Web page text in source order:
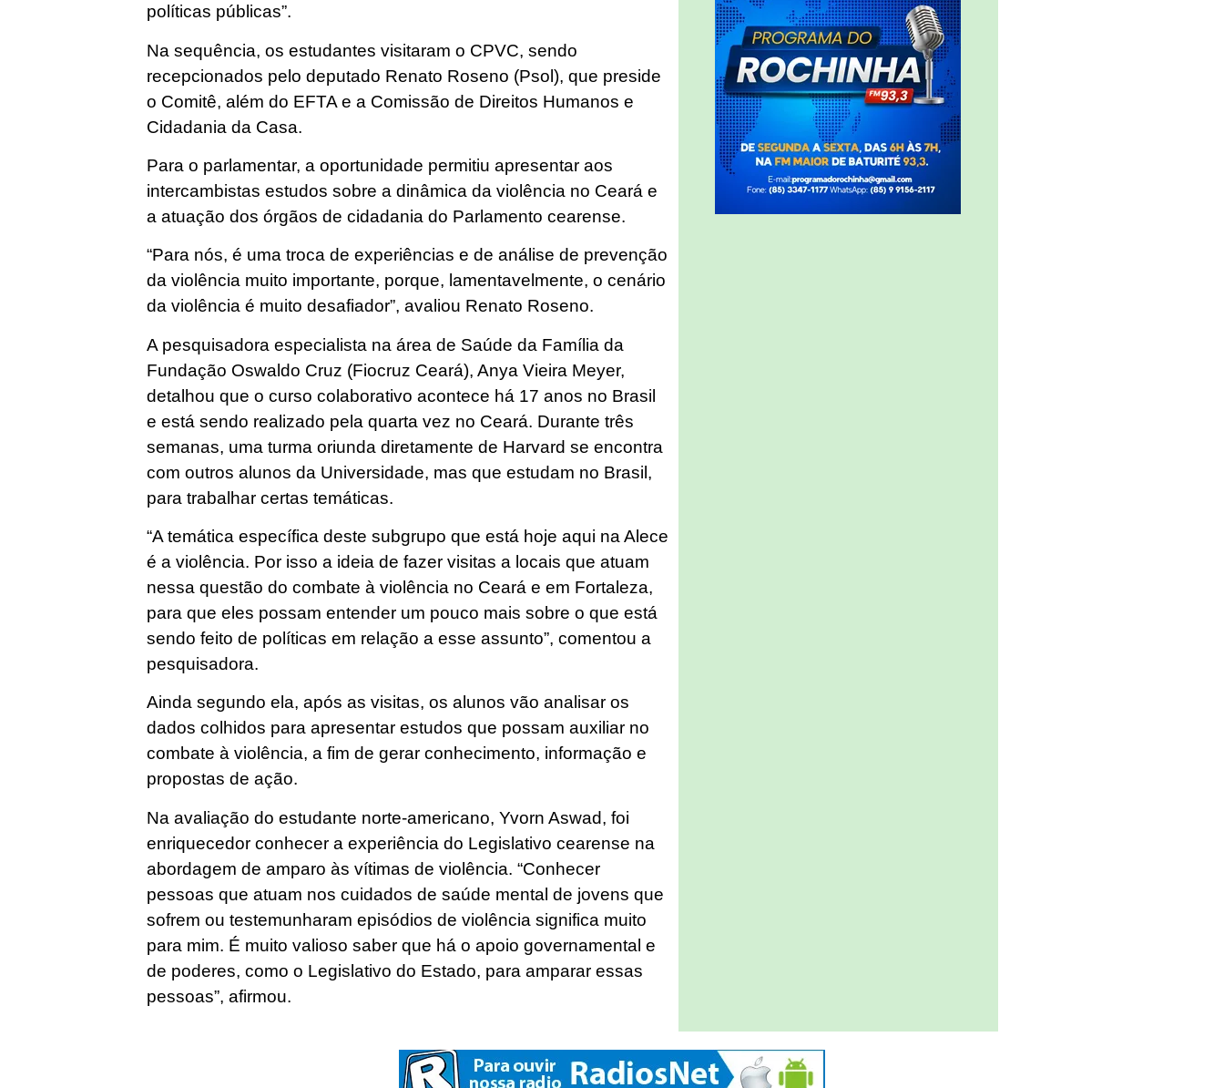
políticas públicas”.
Na sequência, os estudantes visitaram o CPVC, sendo
recepcionados pelo deputado Renato Roseno (Psol), que preside
o Comitê, além do EFTA e a Comissão de Direitos Humanos e
Cidadania da Casa.
Para o parlamentar, a oportunidade permitiu apresentar aos
intercambistas estudos sobre a dinâmica da violência no Ceará e
a atuação dos órgãos de cidadania do Parlamento cearense.
“Para nós, é uma troca de experiências e de análise de prevenção
da violência muito importante, porque, lamentavelmente, o cenário
da violência é muito desafiador”, avaliou Renato Roseno.
A pesquisadora especialista na área de Saúde da Família da
Fundação Oswaldo Cruz (Fiocruz Ceará), Anya Vieira Meyer,
detalhou que o curso colaborativo acontece há 17 anos no Brasil
e está sendo realizado pela quarta vez no Ceará. Durante três
semanas, uma turma oriunda diretamente de Harvard se encontra
com outros alunos da Universidade, mas que estudam no Brasil,
para trabalhar certas temáticas.
“A temática específica deste subgrupo que está hoje aqui na Alece
é a violência. Por isso a ideia de fazer visitas a locais que atuam
nessa questão do combate à violência no Ceará e em Fortaleza,
para que eles possam entender um pouco mais sobre o que está
sendo feito de políticas em relação a esse assunto”, comentou a
pesquisadora.
Ainda segundo ela, após as visitas, os alunos vão analisar os
dados colhidos para apresentar estudos que possam auxiliar no
combate à violência, a fim de gerar conhecimento, informação e
propostas de ação.
Na avaliação do estudante norte-americano, Yvorn Aswad, foi
enriquecedor conhecer a experiência do Legislativo cearense na
abordagem de amparo às vítimas de violência. “Conhecer
pessoas que atuam nos cuidados de saúde mental de jovens que
sofrem ou testemunharam episódios de violência significa muito
para mim. É muito valioso saber que há o apoio governamental e
de poderes, como o Legislativo do Estado, para amparar essas
pessoas”, afirmou.